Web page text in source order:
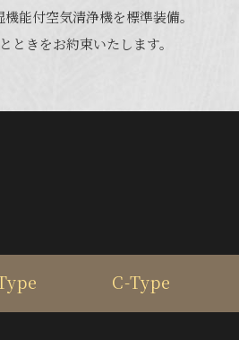
能付空気清浄機を標準装備。
ときをお約束いたします。
C-Type